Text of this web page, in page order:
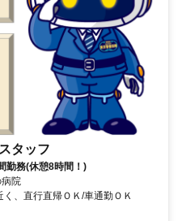
タッフ
勤務(休憩8時間！)
院
、直行直帰ＯＫ/車通勤ＯＫ